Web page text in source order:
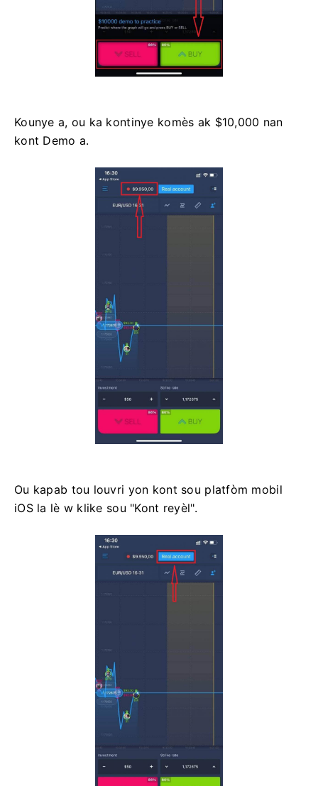
Kounye a, ou ka kontinye komès ak $10,000 nan
kont Demo a.
Ou kapab tou louvri yon kont sou platfòm mobil
iOS la lè w klike sou "Kont reyèl".